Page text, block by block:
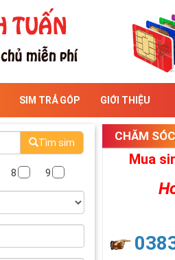
SIM TRẢ GÓP GIỚI THIỆU
Tìm sim
8 9
CHĂM
Mua